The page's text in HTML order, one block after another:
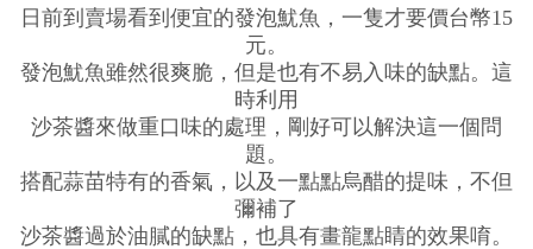
日前到賣場看到便宜的發泡魷魚，一隻才要價台幣15
元。
發泡魷魚雖然很爽脆，但是也有不易入味的缺點。這
時利用
沙茶醬來做重口味的處理，剛好可以解決這一個問
題。
搭配蒜苗特有的香氣，以及一點點烏醋的提味，不但
彌補了
沙茶醬過於油膩的缺點，也具有畫龍點睛的效果唷。